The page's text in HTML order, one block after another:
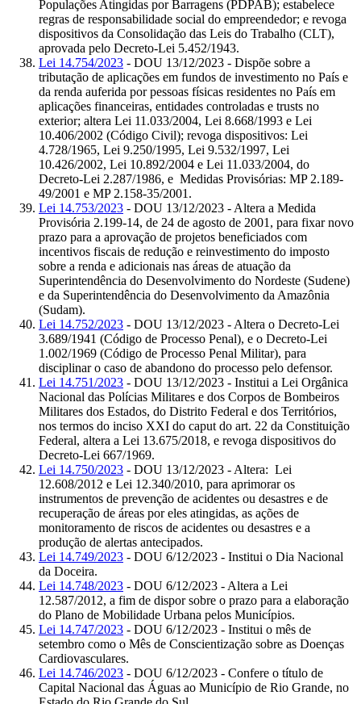
Populações Atingidas por Barragens (PDPAB); estabelece
regras de responsabilidade social do empreendedor; e revoga
dispositivos da Consolidação das Leis do Trabalho (CLT),
aprovada pelo Decreto-Lei 5.452/1943.
Lei 14.754/2023 - DOU 13/12/2023 - Dispõe sobre a
tributação de aplicações em fundos de investimento no País e
da renda auferida por pessoas físicas residentes no País em
aplicações financeiras, entidades controladas e trusts no
exterior; altera Lei 11.033/2004, Lei 8.668/1993 e Lei
10.406/2002 (Código Civil); revoga dispositivos: Lei
4.728/1965, Lei 9.250/1995, Lei 9.532/1997, Lei
10.426/2002, Lei 10.892/2004 e Lei 11.033/2004, do
Decreto-Lei 2.287/1986, e Medidas Provisórias: MP 2.189-
49/2001 e MP 2.158-35/2001.
Lei 14.753/2023 - DOU 13/12/2023 - Altera a Medida
Provisória 2.199-14, de 24 de agosto de 2001, para fixar novo
prazo para a aprovação de projetos beneficiados com
incentivos fiscais de redução e reinvestimento do imposto
sobre a renda e adicionais nas áreas de atuação da
Superintendência do Desenvolvimento do Nordeste (Sudene)
e da Superintendência do Desenvolvimento da Amazônia
(Sudam).
Lei 14.752/2023 - DOU 13/12/2023 - Altera o Decreto-Lei
3.689/1941 (Código de Processo Penal), e o Decreto-Lei
1.002/1969 (Código de Processo Penal Militar), para
disciplinar o caso de abandono do processo pelo defensor.
Lei 14.751/2023 - DOU 13/12/2023 - Institui a Lei Orgânica
Nacional das Polícias Militares e dos Corpos de Bombeiros
Militares dos Estados, do Distrito Federal e dos Territórios,
nos termos do inciso XXI do caput do art. 22 da Constituição
Federal, altera a Lei 13.675/2018, e revoga dispositivos do
Decreto-Lei 667/1969.
Lei 14.750/2023 - DOU 13/12/2023 - Altera: Lei
12.608/2012 e Lei 12.340/2010, para aprimorar os
instrumentos de prevenção de acidentes ou desastres e de
recuperação de áreas por eles atingidas, as ações de
monitoramento de riscos de acidentes ou desastres e a
produção de alertas antecipados.
Lei 14.749/2023 - DOU 6/12/2023 - Institui o Dia Nacional
da Doceira.
Lei 14.748/2023 - DOU 6/12/2023 - Altera a Lei
12.587/2012, a fim de dispor sobre o prazo para a elaboração
do Plano de Mobilidade Urbana pelos Municípios.
Lei 14.747/2023 - DOU 6/12/2023 - Institui o mês de
setembro como o Mês de Conscientização sobre as Doenças
Cardiovasculares.
Lei 14.746/2023 - DOU 6/12/2023 - Confere o título de
Capital Nacional das Águas ao Município de Rio Grande, no